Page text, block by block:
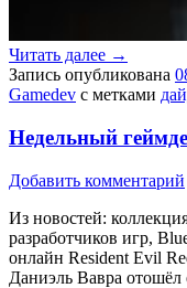
Читать далее →
Запись опубликована
Gamedev с метками
Недельный
Добавить комментарий
Из новостей:
разработчиков игр,
онлайн Resident Evil
Даниэль Вавра отошёл